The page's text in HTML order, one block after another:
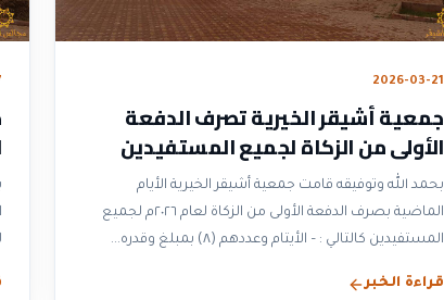
2026-03-21
جمعية أشيقر الخيرية تصرف الدفعة
الأولى من الزكاة لجميع المستفيدين
لعام ٢٠٢٦م
بحمد الله وتوفيقه قامت جمعية أشيقر الخيرية الأيام
الماضية بصرف الدفعة الأولى من الزكاة لعام ٢٠٢٦م لجميع
المستفيدين كالتالي : – الأيتام وعددهم (٨) بمبلغ وقدره...
قراءة الخبر